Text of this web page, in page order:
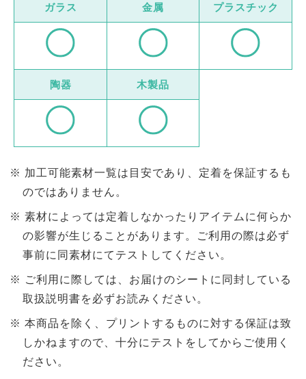
ガラス 金属 プラスチック
陶器 木製品
加工可能素材一覧は目安であり、定着を保証するも
のではありません。
素材によっては定着しなかったりアイテムに何らか
の影響が生じることがあります。ご利用の際は必ず
事前に同素材にてテストしてください。
ご利用に際しては、お届けのシートに同封している
取扱説明書を必ずお読みください。
本商品を除く、プリントするものに対する保証は致
しかねますので、十分にテストをしてからご使用く
ださい。